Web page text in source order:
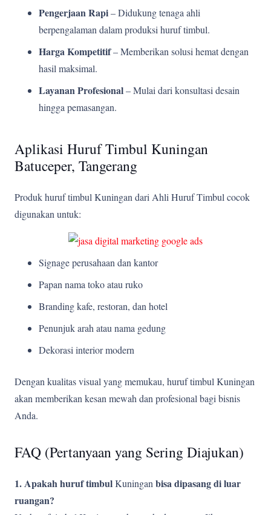
Pengerjaan Rapi– Didukung tenaga ahli
berpengalaman dalam produksi huruf timbul.
Harga Kompetitif– Memberikan solusi hemat dengan
hasil maksimal.
Layanan Profesional– Mulai dari konsultasi desain
hingga pemasangan.
Aplikasi Huruf Timbul Kuningan
Batuceper, Tangerang
Produk huruf timbul Kuningan dari Ahli Huruf Timbul cocok
digunakan untuk:
Signage perusahaan dan kantor
Papan nama toko atau ruko
Branding kafe, restoran, dan hotel
Penunjuk arah atau nama gedung
Dekorasi interior modern
Dengan kualitas visual yang memukau, huruf timbul Kuningan
akan memberikan kesan mewah dan profesional bagi bisnis
Anda.
FAQ (Pertanyaan yang Sering Diajukan)
1. Apakah huruf timbulKuningan bisa dipasang di luar
ruangan?